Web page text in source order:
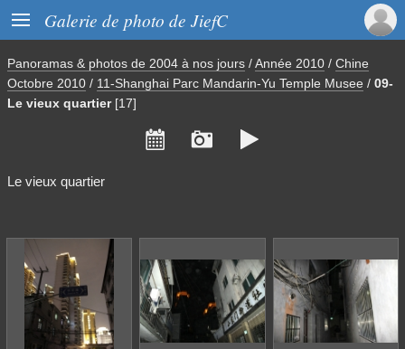
 Galerie de photo de JiefC
Panoramas & photos de 2004 à nos jours /Année 2010 / Chine
Octobre 2010 / 11-Shanghai Parc Mandarin-Yu Temple Musee / 09-
Le vieux quartier [17]
  
Le vieux quartier